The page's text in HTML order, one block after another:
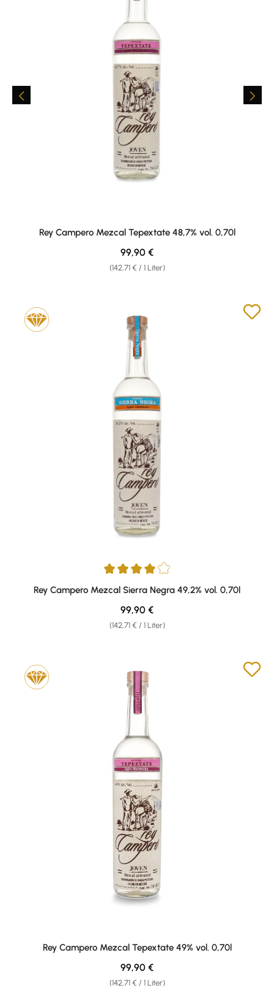
Rey Campero Mezcal Tepextate 48,7% vol. 0,70l
(142,71 € / 1 Liter)
Regulärer Preis:
99,90 €
Durchschnittliche Bewertung von 4 von 5 Sternen
Rey Campero Mezcal Sierra Negra 49,2% vol. 0,70l
(142,71 € / 1 Liter)
Regulärer Preis:
99,90 €
Rey Campero Mezcal Tepextate 49% vol. 0,70l
(142,71 € / 1 Liter)
Regulärer Preis:
99,90 €